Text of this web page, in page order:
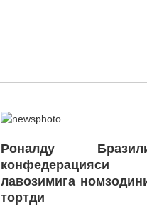
Роналду
лавозимига
тортди